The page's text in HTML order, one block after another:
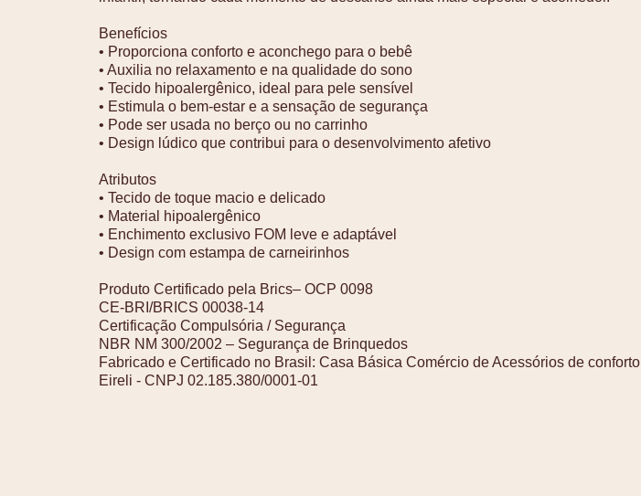
Benefícios
• Proporciona conforto e aconchego para o bebê
• Auxilia no relaxamento e na qualidade do sono
• Tecido hipoalergênico, ideal para pele sensível
• Estimula o bem-estar e a sensação de segurança
• Pode ser usada no berço ou no carrinho
• Design lúdico que contribui para o desenvolvimento afetivo
Atributos
• Tecido de toque macio e delicado
• Material hipoalergênico
• Enchimento exclusivo FOM leve e adaptável
• Design com estampa de carneirinhos
Produto Certificado pela Brics– OCP 0098
CE-BRI/BRICS 00038-14
Certificação Compulsória / Segurança
NBR NM 300/2002 – Segurança de Brinquedos
Fabricado e Certificado no Brasil: Casa Básica Comércio de Acessórios de conforto
Eireli - CNPJ 02.185.380/0001-01